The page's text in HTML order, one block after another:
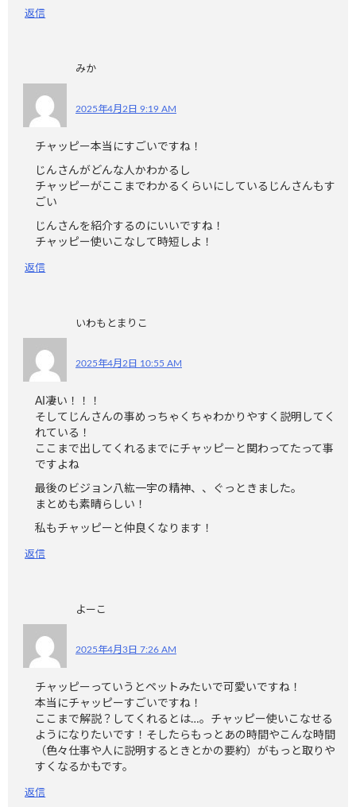
返信
みか
2025年4月2日 9:19 AM
チャッピー本当にすごいですね！
じんさんがどんな人かわかるし
チャッピーがここまでわかるくらいにしているじんさんもす
ごい
じんさんを紹介するのにいいですね！
チャッピー使いこなして時短しよ！
返信
いわもとまりこ
2025年4月2日 10:55 AM
AI凄い！！！
そしてじんさんの事めっちゃくちゃわかりやすく説明してく
れている！
ここまで出してくれるまでにチャッピーと関わってたって事
ですよね
最後のビジョン八紘一宇の精神、、ぐっときました。
まとめも素晴らしい！
私もチャッピーと仲良くなります！
返信
よーこ
2025年4月3日 7:26 AM
チャッピーっていうとペットみたいで可愛いですね！
本当にチャッピーすごいですね！
ここまで解説？してくれるとは…。チャッピー使いこなせる
ようになりたいです！そしたらもっとあの時間やこんな時間
（色々仕事や人に説明するときとかの要約）がもっと取りや
すくなるかもです。
返信